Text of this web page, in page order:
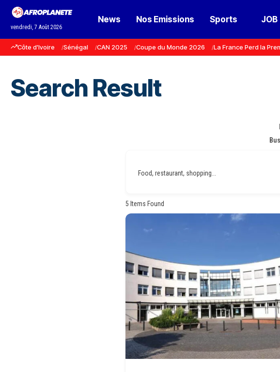
vendredi, 7 Août 2026
News Nos Emissions Sports JOB
Côte d'Ivoire Sénégal CAN 2025 Coupe du Monde 2026 La France Perd la
Search Result
Food, restaurant, shopping...
5 Items Found